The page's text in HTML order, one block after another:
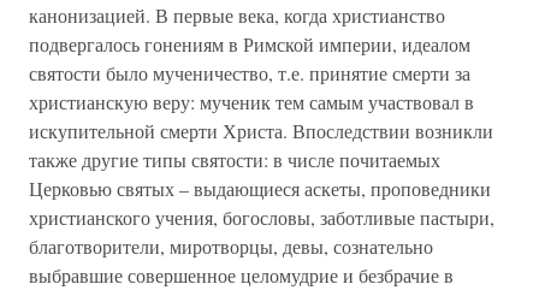
канонизацией. В первые века, когда христианство
подвергалось гонениям в Римской империи, идеалом
святости было мученичество, т.е. принятие смерти за
христианскую веру: мученик тем самым участвовал в
искупительной смерти Христа. Впоследствии возникли
также другие типы святости: в числе почитаемых
Церковью святых – выдающиеся аскеты, проповедники
христианского учения, богословы, заботливые пастыри,
благотворители, миротворцы, девы, сознательно
выбравшие совершенное целомудрие и безбрачие в